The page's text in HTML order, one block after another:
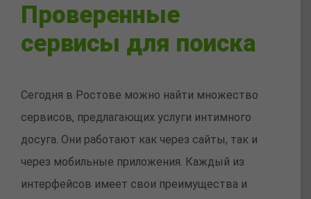
Проверенные
сервисы для поиска
Сегодня в Ростове можно найти множество
сервисов, предлагающих услуги интимного
досуга. Они работают как через сайты, так и
через мобильные приложения. Каждый из
интерфейсов имеет свои преимущества и